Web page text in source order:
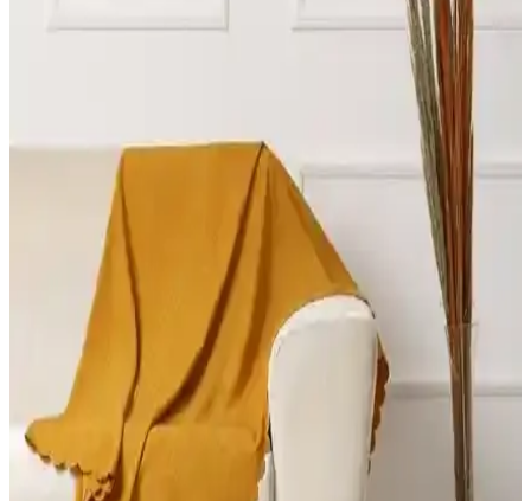
İki popüler koltuk örtüsü markası Riselerhome ve Tuchmall'in
malzeme, uyum, temizlik ve kullanıcı memnuniyeti açısından detaylı
Koltuk Örtüsü Karşılaştırması: Viaden Asya ve Ella
Modellerinin Özellikleri ve Performansı
Viaden Asya ve Ella koltuk örtülerinin malzeme, boyut, renk ve
kullanım özelliklerini detaylı karşılaştırıyoruz. Kullanıcı
yorumlarıyla ürünlerin avantajları ve dezavantajlarını ortaya
Karaca Home Wilma Antrasit Koltuk Örtüsü
İncelemesi ve Kullanıcı Yorumları
Wilma antrasit koltuk örtüsü, şık tasarımı ve kullanım kolaylığıyla
öne çıkar. Yıkama sonrası çekme sorunlarına dikkat edilmelidir,
estetik ve dayanıklılık açısından kullanıcı yorumları önemli bilgiler
sunar.